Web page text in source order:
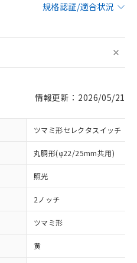
規格認証/適合状況
情報更新：2026/05/21
ツマミ形セレクタスイッチ
丸胴形(φ22/25mm共用)
照光
2ノッチ
ツマミ形
黄